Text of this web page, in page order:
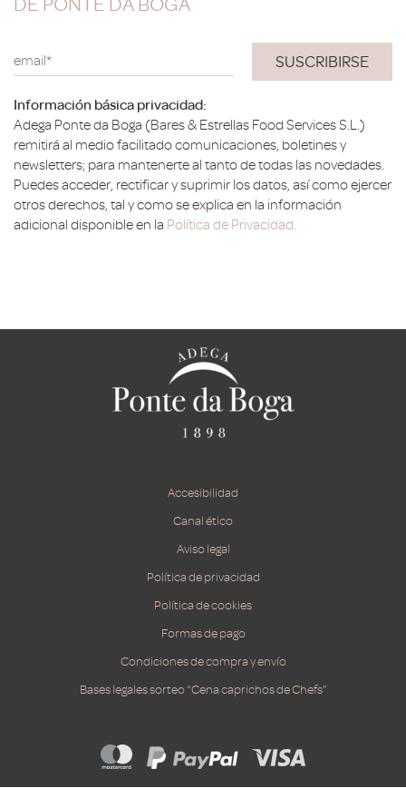
email*
Información básica privacidad:
Adega Ponte da Boga (Bares & Estrellas Food Services S.L.)
remitirá al medio facilitado comunicaciones, boletines y
newsletters; para mantenerte al tanto de todas las novedades.
Puedes acceder, rectificar y suprimir los datos, así como ejercer
otros derechos, tal y como se explica en la información
adicional disponible en la Política de Privacidad.
Accesibilidad
Canal ético
Aviso legal
Política de privacidad
Política de cookies
Formas de pago
Condiciones de compra y envío
Bases legales sorteo “Cena caprichos de Chefs”